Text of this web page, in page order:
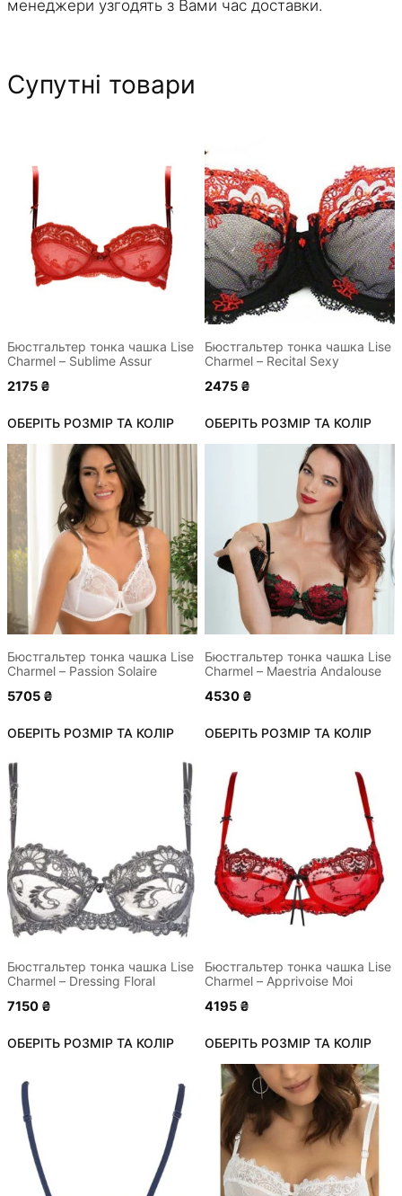
менеджери узгодять з Вами час доставки.
Супутні товари
Бюстгальтер тонка чашка Lise
Charmel – Sublime Assur
2175 ₴
ОБЕРІТЬ РОЗМІР ТА КОЛІР
товар
кілька
варіантів.
Параметри
можна
сторінці
товару
Бюстгальтер тонка чашка Lise
Charmel – Recital Sexy
2475 ₴
ОБЕРІТЬ РОЗМІР ТА КОЛІР
товар
має
кілька
варіантів.
Параметри
можна
вибрати
на
сторінці
товару
Бюстгальтер тонка чашка Lise
Charmel – Passion Solaire
5705 ₴
ОБЕРІТЬ РОЗМІР ТА КОЛІР
Цей
товар
має
кілька
варіантів.
Параметри
можна
вибрати
на
сторінці
товару
Бюстгальтер тонка чашка Lise
Charmel – Maestria Andalouse
4530 ₴
ОБЕРІТЬ РОЗМІР ТА КОЛІР
кілька
варіантів.
Параметри
можна
вибрати
на
сторінці
товару
Бюстгальтер тонка чашка Lise
Charmel – Dressing Floral
7150 ₴
ОБЕРІТЬ РОЗМІР ТА КОЛІР
Цей
товар
має
кілька
варіантів.
Параметри
можна
вибрати
на
сторінці
товару
Бюстгальтер тонка чашка Lise
Charmel – Apprivoise Moi
4195 ₴
ОБЕРІТЬ РОЗМІР ТА КОЛІР
товар
має
кілька
варіантів.
Параметри
можна
вибрати
сторінці
товару
товар
має
кілька
варіантів.
Параметри
Цей
товар
має
кілька
варіантів.
Параметри